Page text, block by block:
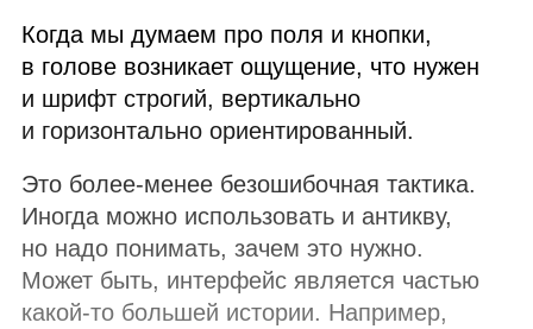
Когда мы думаем про поля и кнопки,
в голове возникает ощущение, что нужен
и шрифт строгий, вертикально
и горизонтально ориентированный.
Это более‑менее безошибочная тактика.
Иногда можно использовать и антикву,
но надо понимать, зачем это нужно.
Может быть, интерфейс является частью
какой‑то большей истории. Например,